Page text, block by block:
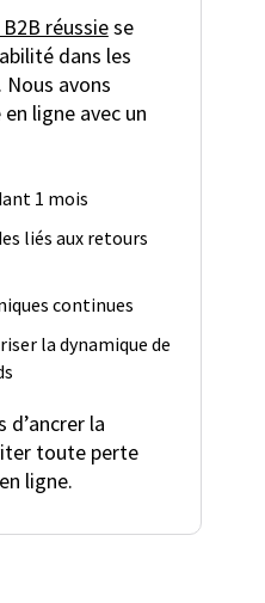
réussiese
dans les
avons
ligne avec un
1 mois
liés aux retours
continues
la dynamique de
d’ancrer la
toute perte
ligne.